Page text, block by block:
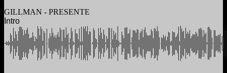
GILLMAN - PRESENTE
Intro